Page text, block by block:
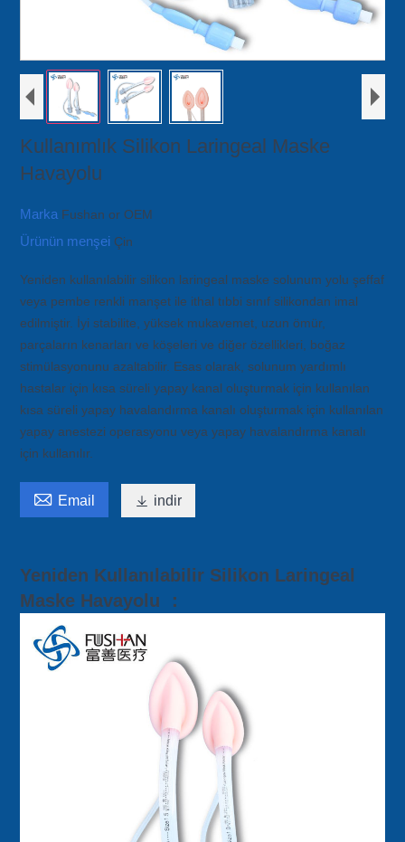
Kullanımlık Silikon Laringeal Maske
Havayolu
Marka Fushan or OEM
Ürünün menşei Çin
Yeniden kullanılabilir silikon laringeal maske solunum yolu şeffaf
veya pembe renkli manşet ile ithal tıbbi sınıf silikondan imal
edilmiştir. İyi stabilite, yüksek mukavemet, uzun ömür,
parçaların kenarları ve köşeleri ve diğer özellikleri, boğaz
stimülasyonunu azaltabilir. Esas olarak, solunum yardımlı
hastalar için kısa süreli yapay kanal oluşturmak için kullanılan
kısa süreli yapay havalandırma kanalı oluşturmak için kullanılan
yapay anestezi operasyonu veya yapay havalandırma kanalı
için kullanılır.
 Email  indir
Yeniden Kullanılabilir Silikon Laringeal
Maske Havayolu ：